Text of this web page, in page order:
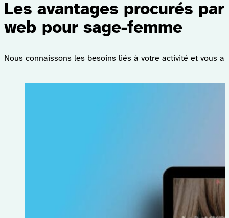
Les avantages procurés
web pour sage-femme
Nous connaissons les besoins liés à votre activité et vous